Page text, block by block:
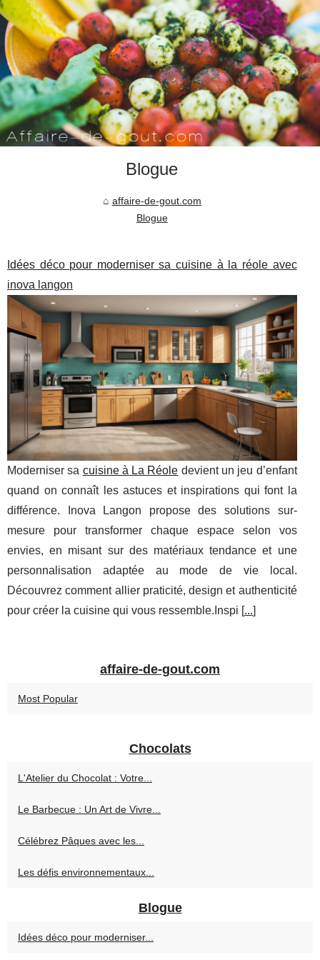
Blogue
affaire-de-gout.com
Blogue
Idées déco pour moderniser sa cuisine à la réole avec
inova langon
Moderniser sa cuisine à La Réole devient un jeu d’enfant
quand on connaît les astuces et inspirations qui font la
différence. Inova Langon propose des solutions sur-
mesure pour transformer chaque espace selon vos
envies, en misant sur des matériaux tendance et une
personnalisation adaptée au mode de vie local.
Découvrez comment allier praticité, design et authenticité
pour créer la cuisine qui vous ressemble.Inspi [...]
affaire-de-gout.com
Most Popular
Chocolats
L'Atelier du Chocolat : Votre...
Le Barbecue : Un Art de Vivre...
Célébrez Pâques avec les...
Les défis environnementaux...
Blogue
Idées déco pour moderniser...